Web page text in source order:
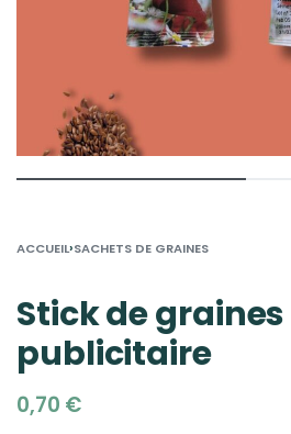
ACCUEIL›SACHETS DE GRAINES
Stick de graines
publicitaire
0,70 €